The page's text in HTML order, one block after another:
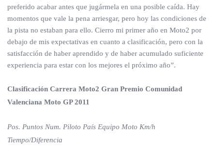
preferido acabar antes que jugármela en una posible caída. Hay
momentos que vale la pena arriesgar, pero hoy las condiciones de
la pista no estaban para ello. Cierro mi primer año en Moto2 por
debajo de mis expectativas en cuanto a clasificación, pero con la
satisfacción de haber aprendido y de haber acumulado suficiente
experiencia para estar con los mejores el próximo año”.
Clasificación Carrera Moto2 Gran Premio Comunidad
Valenciana Moto GP 2011
Pos. Puntos Num. Piloto País Equipo Moto Km/h
Tiempo/Diferencia